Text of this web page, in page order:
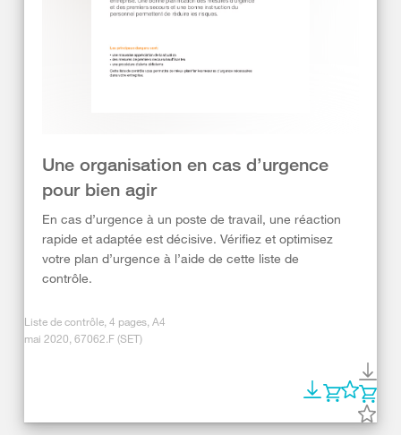
Une organisation en cas d’urgence
pour bien agir
En cas d’urgence à un poste de travail, une réaction
rapide et adaptée est décisive. Vérifiez et optimisez
votre plan d’urgence à l’aide de cette liste de
contrôle.
Liste de contrôle, 4 pages, A4
mai 2020, 67062.F (SET)